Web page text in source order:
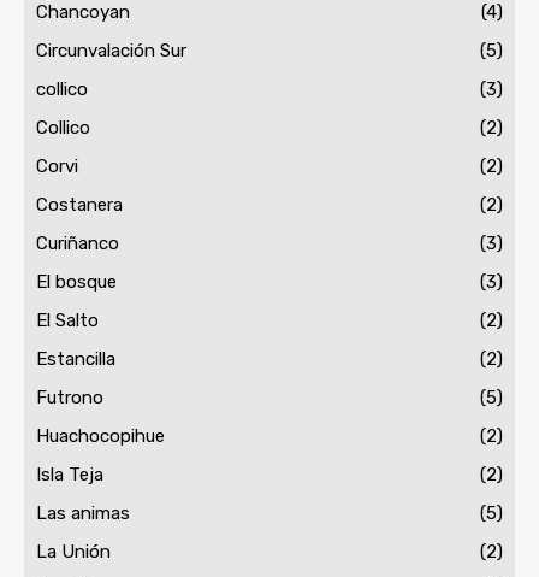
Chancoyan
(4)
Circunvalación Sur
(5)
collico
(3)
Collico
(2)
Corvi
(2)
Costanera
(2)
Curiñanco
(3)
El bosque
(3)
El Salto
(2)
Estancilla
(2)
Futrono
(5)
Huachocopihue
(2)
Isla Teja
(2)
Las animas
(5)
La Unión
(2)